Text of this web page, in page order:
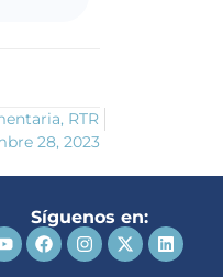
, RTR
28, 2023
Síguenos en: